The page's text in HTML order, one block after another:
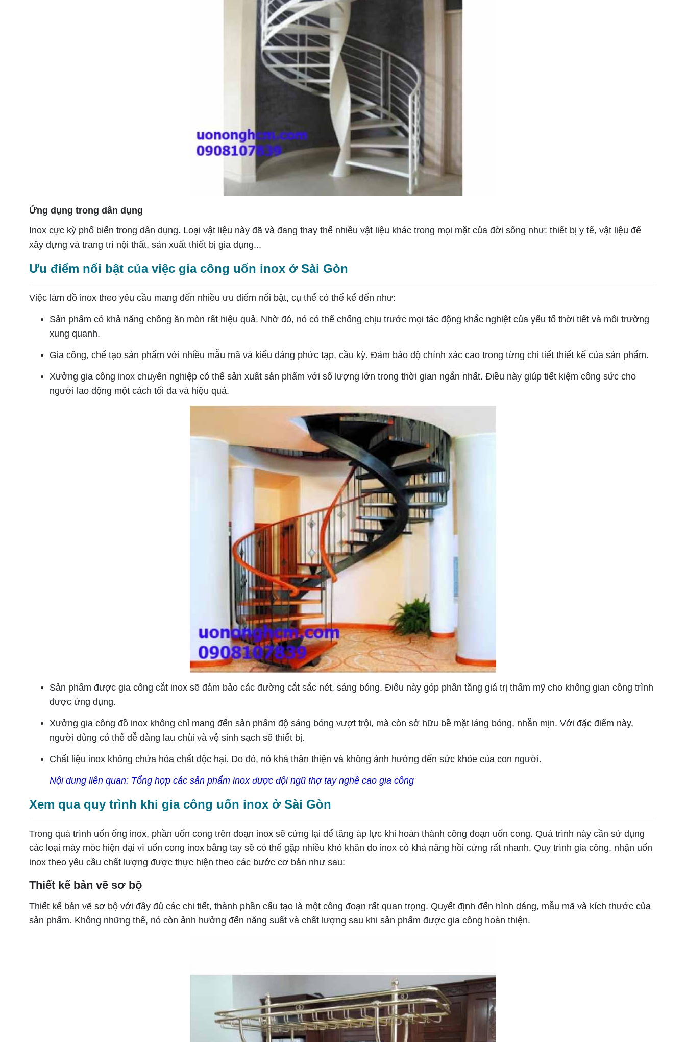
Ứng dụng trong dân dụng
Inox cực kỳ phổ biến trong dân dụng. Loại vật liệu này đã và đang thay thế nhiều vật liệu khác trong mọi mặt của đời sống như: thiết bị y tế, vật liệu để
xây dựng và trang trí nội thất, sản xuất thiết bị gia dụng...
Ưu điểm nổi bật của việc gia công uốn inox ở Sài Gòn
Việc làm đồ inox theo yêu cầu mang đến nhiều ưu điểm nổi bật, cụ thể có thể kể đến như:
Sản phẩm có khả năng chống ăn mòn rất hiệu quả. Nhờ đó, nó có thể chống chịu trước mọi tác động khắc nghiệt của yếu tố thời tiết và môi trường
xung quanh.
Gia công, chế tạo sản phẩm với nhiều mẫu mã và kiểu dáng phức tạp, cầu kỳ. Đảm bảo độ chính xác cao trong từng chi tiết thiết kế của sản phẩm.
Xưởng gia công inox chuyên nghiệp có thể sản xuất sản phẩm với số lượng lớn trong thời gian ngắn nhất. Điều này giúp tiết kiệm công sức cho
người lao động một cách tối đa và hiệu quả.
Sản phẩm được gia công cắt inox sẽ đảm bảo các đường cắt sắc nét, sáng bóng. Điều này góp phần tăng giá trị thẩm mỹ cho không gian công trình
được ứng dụng.
Xưởng gia công đồ inox không chỉ mang đến sản phẩm độ sáng bóng vượt trội, mà còn sở hữu bề mặt láng bóng, nhẵn mịn. Với đặc điểm này,
người dùng có thể dễ dàng lau chùi và vệ sinh sạch sẽ thiết bị.
Chất liệu inox không chứa hóa chất độc hại. Do đó, nó khá thân thiện và không ảnh hưởng đến sức khỏe của con người.
Nội dung liên quan: Tổng hợp các sản phẩm inox được đội ngũ thợ tay nghề cao gia công
Xem qua quy trình khi gia công uốn inox ở Sài Gòn
Trong quá trình uốn ống inox, phần uốn cong trên đoạn inox sẽ cứng lại để tăng áp lực khi hoàn thành công đoạn uốn cong. Quá trình này cần sử dụng
các loại máy móc hiện đại vì uốn cong inox bằng tay sẽ có thể gặp nhiều khó khăn do inox có khả năng hồi cứng rất nhanh. Quy trình gia công, nhận uốn
inox theo yêu cầu chất lượng được thực hiện theo các bước cơ bản như sau:
Thiết kế bản vẽ sơ bộ
Thiết kế bản vẽ sơ bộ với đầy đủ các chi tiết, thành phần cấu tạo là một công đoạn rất quan trọng. Quyết định đến hình dáng, mẫu mã và kích thước của
sản phẩm. Không những thế, nó còn ảnh hưởng đến năng suất và chất lượng sau khi sản phẩm được gia công hoàn thiện.